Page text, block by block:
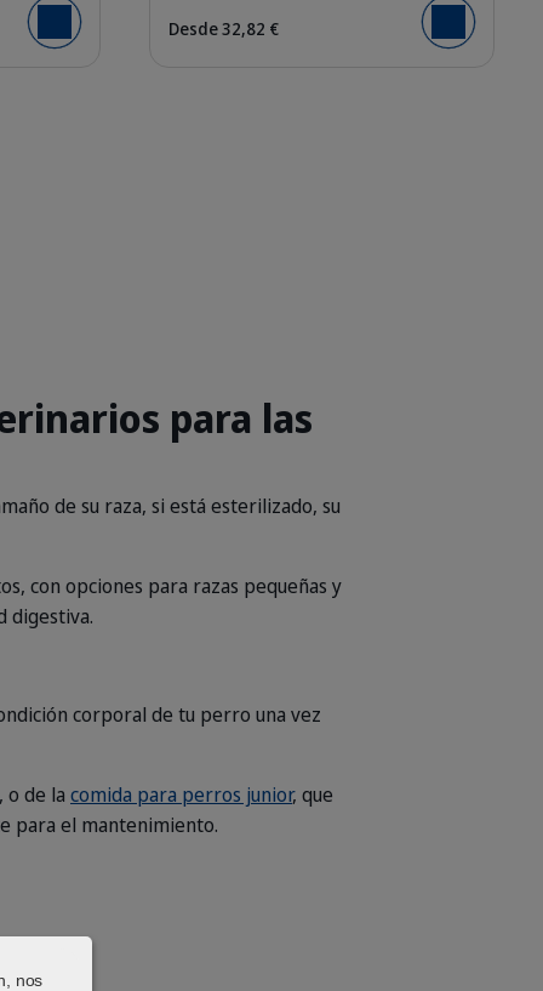
Añadir al carrito Desde 32,82 € Añadir al
para las
de su raza, si está esterilizado, su
con opciones para razas pequeñas y
digestiva.
corporal de tu perro una vez
o de la comida para perros junior, que
para el mantenimiento.
nos